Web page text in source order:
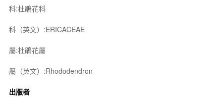
科:杜鵑花科
科（英文）:ERICACEAE
屬:杜鵑花屬
屬（英文）:Rhododendron
出版者